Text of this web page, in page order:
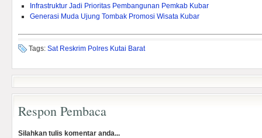
Infrastruktur Jadi Prioritas Pembangunan Pemkab Kubar
Generasi Muda Ujung Tombak Promosi Wisata Kubar
Tags: Sat Reskrim Polres Kutai Barat
Respon Pembaca
Silahkan tulis komentar anda...